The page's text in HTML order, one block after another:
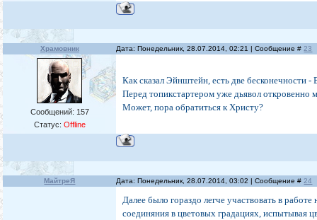
Храмовник Дата: Понедельник, 28.07.2014, 02:21 | Сообщение #23
Сообщений: 157
Статус: Offline
Как сказал Эйнштейн, есть две бесконечности -
Перед топикстартером уже дьявол откровенно
Может, пора обратиться к Христу?
МайтреЯ Дата: Понедельник, 28.07.2014, 03:02 | Сообщение #24
Далее было гораздо легче участвовать в
соединяния в цветовых градациях, испытывая